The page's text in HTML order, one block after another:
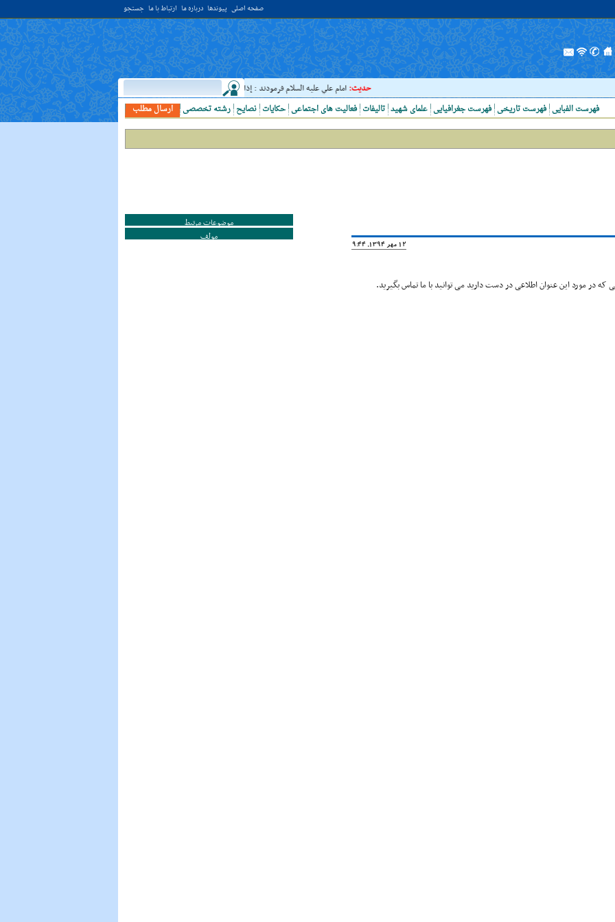
صفحه اصلی پیوندها درباره ما ارتباط با ما جستجو
حدیث:امام علي عليه السلام فرمودند : إذا رَأيتَ عالِما فَکُن لَهُ خادِما ؛ هرگاه دانشمندى ديدى، به او خدمت کن. ( غررالحکم ح ۴۰۴۴ )
ارسال مطلب
رشته تخصصی نصایح حکایات فعالیت های اجتماعی تالیفات علمای شهید فهرست جغرافیایی فهرست تاریخی فهرست الفبایی
12 مهر 1394, 19:44
در مورد این عنوان اطلاعی در دست دارید می توانید با ما تماس بگیرید.
موضوعات مرتبط
مولف